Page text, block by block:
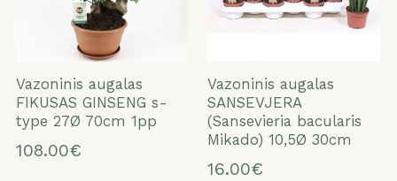
Vazoninis augalas
FIKUSAS GINSENG s-
type 27Ø 70cm 1pp
108.00€
Vazoninis augalas
SANSEVJERA
(Sansevieria bacularis
Mikado) 10,5Ø 30cm
16.00€